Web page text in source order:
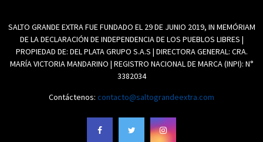
SALTO GRANDE EXTRA FUE FUNDADO EL 29 DE JUNIO 2019, IN MEMÓRIAM
DE LA DECLARACIÓN DE INDEPENDENCIA DE LOS PUEBLOS LIBRES |
PROPIEDAD DE: DEL PLATA GRUPO S.A.S | DIRECTORA GENERAL: CRA.
MARÍA VICTORIA MANDARINO | REGISTRO NACIONAL DE MARCA (INPI): N°
3382034
Contáctenos: contacto@saltograndeextra.com